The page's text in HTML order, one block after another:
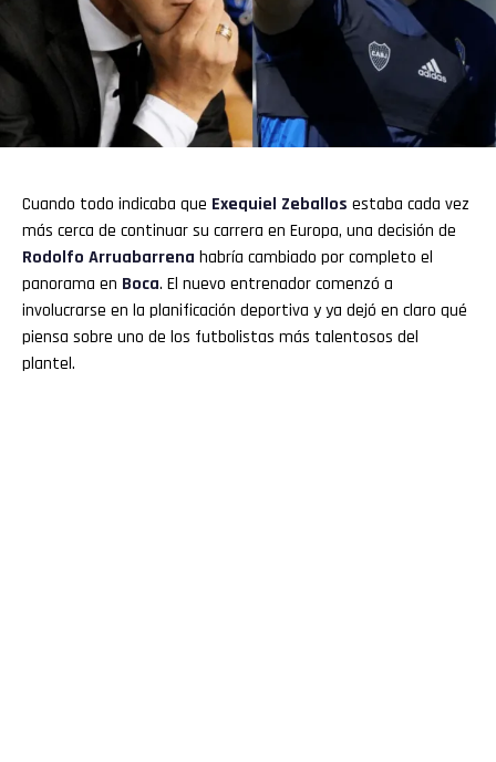
Cuando todo indicaba que Exequiel Zeballos estaba cada vez
más cerca de continuar su carrera en Europa, una decisión de
Rodolfo Arruabarrena habría cambiado por completo el
panorama en Boca. El nuevo entrenador comenzó a
involucrarse en la planificación deportiva y ya dejó en claro qué
piensa sobre uno de los futbolistas más talentosos del
plantel.
Flipboard
Pinterest
Whatsapp
Email